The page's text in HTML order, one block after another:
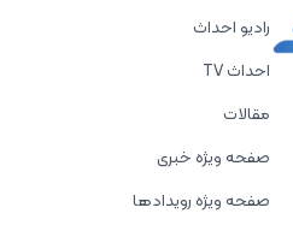
رادیو احداث
احداث TV
مقالات
صفحه ویژه خبری
صفحه ویژه رویدادها